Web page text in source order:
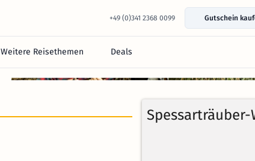
+49 (0)341 2368 0099 Gutschein
Weitere Reisethemen Deals
100%
Spessarträuber-